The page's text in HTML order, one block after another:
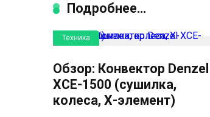
Подробнее...
Техника
Обзор: Конвектор Denzel
XCE-1500 (сушилка,
колеса, Х-элемент)